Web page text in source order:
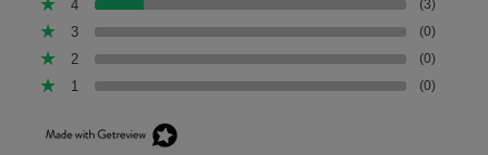
4 (3)
3 (0)
2 (0)
1 (0)